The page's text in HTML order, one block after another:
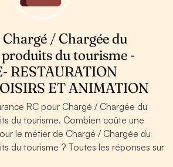
/ Chargée du
du tourisme -
RESTAURATION
ET ANIMATION
RC pour Chargé / Chargée du
du tourisme. Combien coûte une
le métier de Chargé / Chargée du
du tourisme ? Toutes les réponses sur